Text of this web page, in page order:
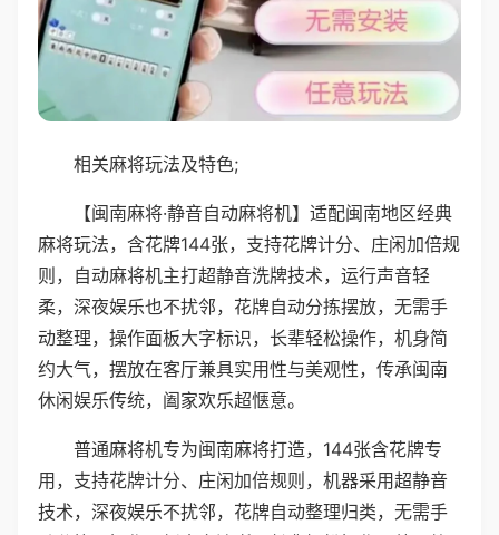
相关麻将玩法及特色;
【闽南麻将·静音自动麻将机】适配闽南地区经典
麻将玩法，含花牌144张，支持花牌计分、庄闲加倍规
则，自动麻将机主打超静音洗牌技术，运行声音轻
柔，深夜娱乐也不扰邻，花牌自动分拣摆放，无需手
动整理，操作面板大字标识，长辈轻松操作，机身简
约大气，摆放在客厅兼具实用性与美观性，传承闽南
休闲娱乐传统，阖家欢乐超惬意。
普通麻将机专为闽南麻将打造，144张含花牌专
用，支持花牌计分、庄闲加倍规则，机器采用超静音
技术，深夜娱乐不扰邻，花牌自动整理归类，无需手